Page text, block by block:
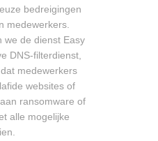
bedreigingen
medewerkers.
we de dienst Easy
DNS-filterdienst,
medewerkers
websites of
ransomware of
alle mogelijke